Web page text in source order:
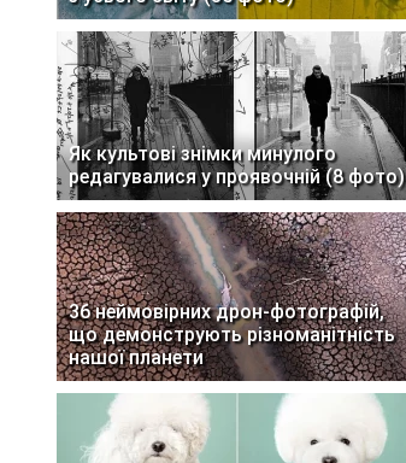
Як культові знімки минулого
редагувалися у проявочній (8 фото)
36 неймовірних дрон-фотографій,
що демонструють різноманітність
нашої планети